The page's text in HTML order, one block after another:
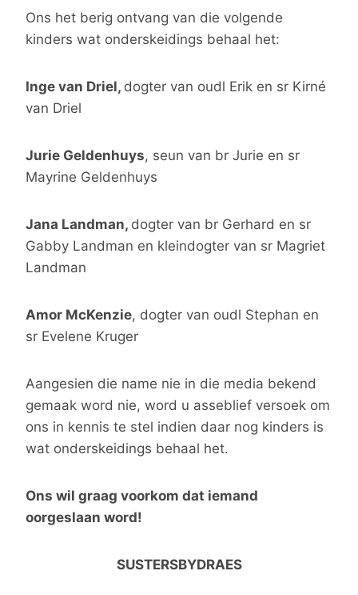
Ons het berig ontvang van die volgende
kinders wat onderskeidings behaal het:
Inge van Driel, dogter van oudl Erik en sr Kirné
van Driel
Jurie Geldenhuys, seun van br Jurie en sr
Mayrine Geldenhuys
Jana Landman, dogter van br Gerhard en sr
Gabby Landman en kleindogter van sr Magriet
Landman
Amor McKenzie, dogter van oudl Stephan en
sr Evelene Kruger
Aangesien die name nie in die media bekend
gemaak word nie, word u asseblief versoek om
ons in kennis te stel indien daar nog kinders is
wat onderskeidings behaal het.
Ons wil graag voorkom dat iemand
oorgeslaan word!
SUSTERSBYDRAES